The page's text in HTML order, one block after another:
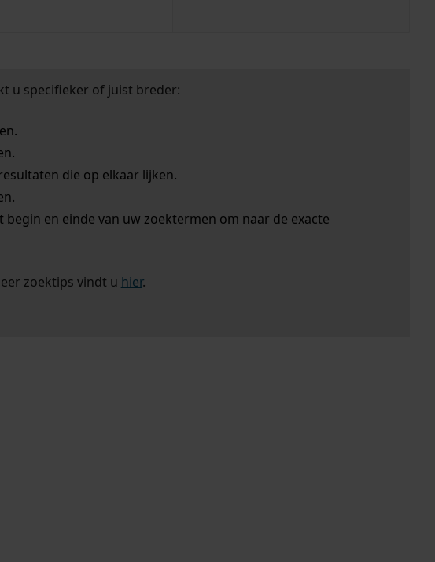
u specifieker of juist breder:
die op elkaar lijken.
begin en einde van uw zoektermen om naar de exacte
zoektips vindt u hier.